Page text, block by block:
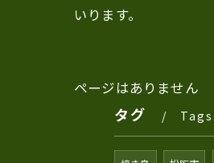
いります。
ページはありません
タグ Tags